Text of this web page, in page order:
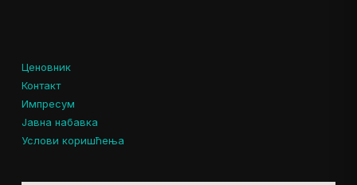
Ценовник
Контакт
Импресум
Јавна набавка
Услови коришћења